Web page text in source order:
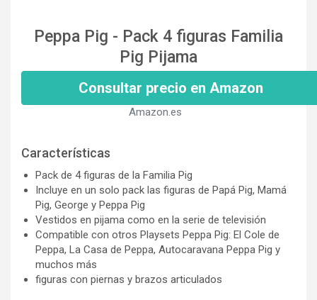
Peppa Pig - Pack 4 figuras Familia
Pig Pijama
Consultar precio en Amazon
Amazon.es
Características
Pack de 4 figuras de la Familia Pig
Incluye en un solo pack las figuras de Papá Pig, Mamá
Pig, George y Peppa Pig
Vestidos en pijama como en la serie de televisión
Compatible con otros Playsets Peppa Pig: El Cole de
Peppa, La Casa de Peppa, Autocaravana Peppa Pig y
muchos más
figuras con piernas y brazos articulados